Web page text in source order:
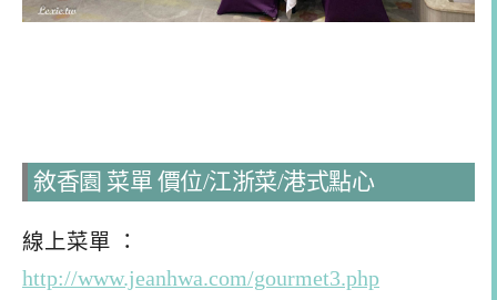
敘香園 菜單 價位/江浙菜/港式點心
線上菜單 ：
http://www.jeanhwa.com/gourmet3.php